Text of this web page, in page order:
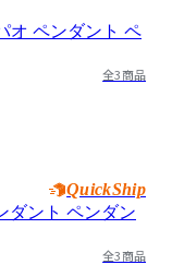
全3商品
QuickShip
全3商品